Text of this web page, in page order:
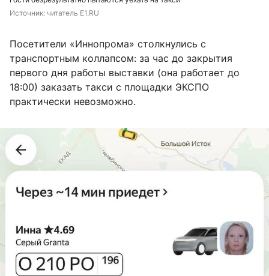
Источник: читатель E1.RU
Посетители «Иннопрома» столкнулись с
транспортным коллапсом: за час до закрытия
первого дня работы выставки (она работает до
18:00) заказать такси с площадки ЭКСПО
практически невозможно.